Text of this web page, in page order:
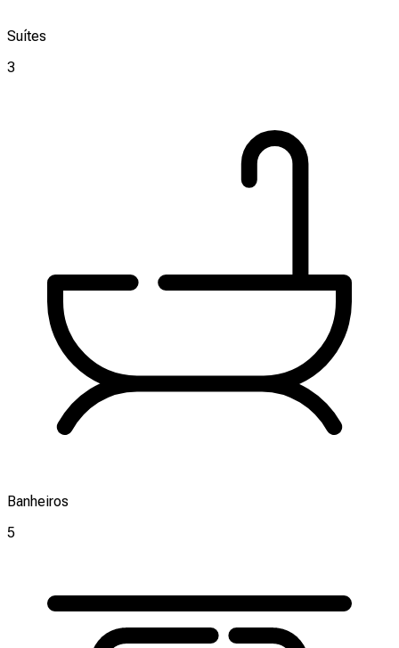
Suítes
3
Banheiros
5